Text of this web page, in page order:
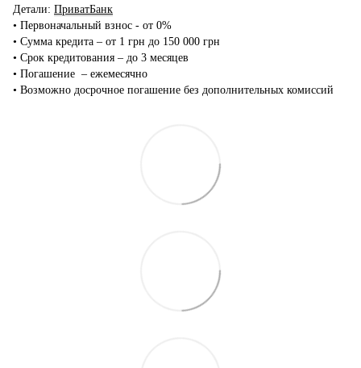
Детали: ПриватБанк
•‎ Первоначальный взнос - от 0%
•‎ Сумма кредита – от 1 грн до 150 000 грн
•‎ Срок кредитования – до 3 месяцев
•‎ Погашение – ежемесячно
•‎ Возможно досрочное погашение без дополнительных комиссий